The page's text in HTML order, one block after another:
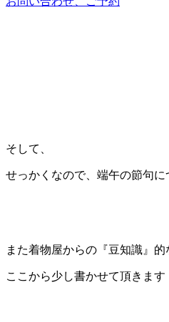
そして、
せっかくなので、端午の節句に
また着物屋からの『豆知識』的
ここから少し書かせて頂きます